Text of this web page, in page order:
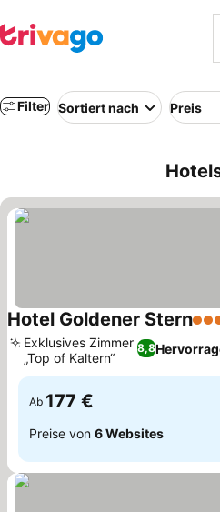
Filter Sortiert nach Preis
Hotel Goldener Stern4
8,8
Exklusives Zimmer
„Top of Kaltern“
Ab 177 €
Preise von 6 Websites